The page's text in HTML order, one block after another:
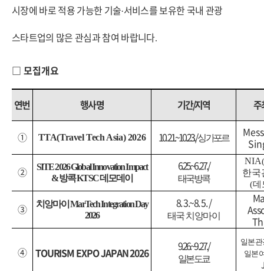
시장에 바로 적용 가능한 기술·서비스를 보유한 국내 관광
스타트업의 많은 관심과 참여 바랍니다.
□ 모집개요
연번 행사명 기간/지역 주
① TTA(Travel Tech Asia) 2026 10. 21.~10. 23. /싱가포르
②
SITE 2026 Global Innovation Impact
&방콕KTSC데모데이
6. 25.~6. 27. /
태국 방콕
NIA(
한국
(데
③ 치앙마이MarTech Integration Day
2026
8. 3.~8. 5. /
태국 치앙마이
④ TOURISM EXPO JAPAN 2026 9. 26.~9. 27. /
일본 도쿄
일본
일본